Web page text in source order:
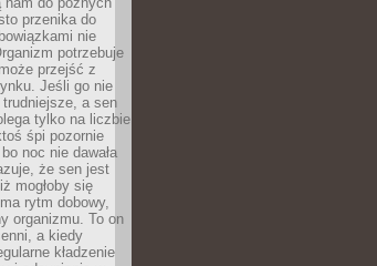
przenika do
nie
potrzebuje
przejść z
Jeśli go nie
a sen
tylko na liczbie
śpi pozornie
noc nie dawała
że sen jest
mogłoby się
rytm dobowy,
organizmu. To on
a kiedy
kładzenie